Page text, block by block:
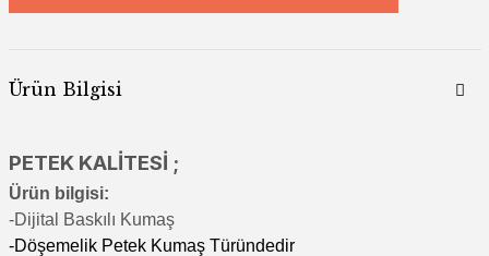
Ürün Bilgisi
PETEK KALİTESİ ;
Ürün bilgisi:
-Dijital Baskılı Kumaş
-Döşemelik Petek Kumaş Türündedir